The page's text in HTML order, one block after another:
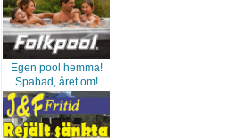
Egen pool hemma!
Spabad, året om!